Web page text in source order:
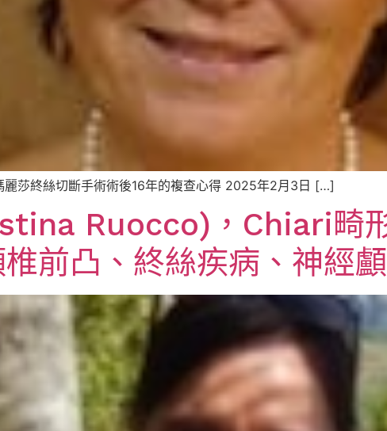
莎終絲切斷手術術後16年的複查心得 2025年2月3日 […]
Ruocco)，Chiari畸
前凸、終絲疾病、神經